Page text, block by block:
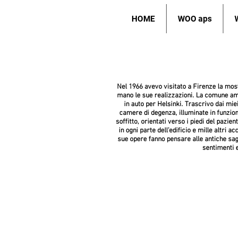
HOME WOO aps
Nel 1966 avevo visitato a Firenze la
mano le sue realizzazioni. La comune
in auto per Helsinki. Trascrivo dai
camere di degenza, illuminate in
soffitto, orientati verso i piedi del
in ogni parte dell’edificio e mille altri
sue opere fanno pensare alle antiche
sentimenti